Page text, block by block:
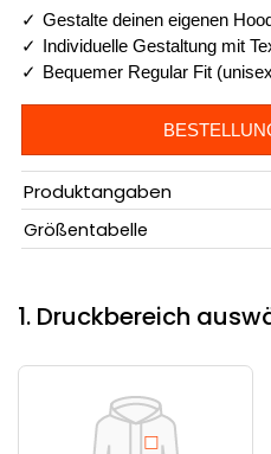
Gestalte deinen eigenen
Individuelle Gestaltung mit
Bequemer Regular Fit
Produktangaben
Größentabelle
1. Druckbereich